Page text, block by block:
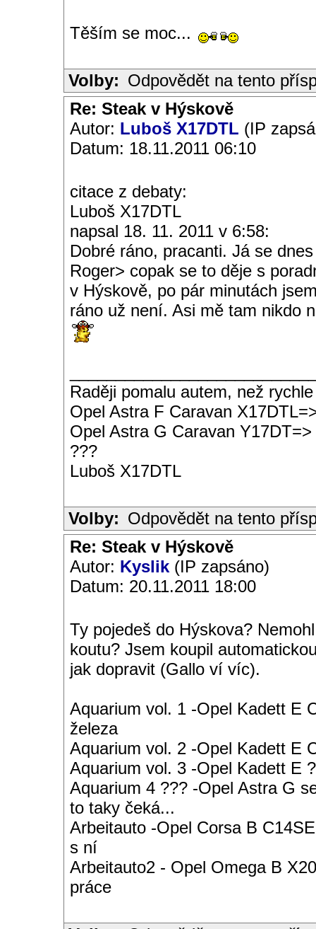
Těším se moc...
Volby: Odpovědět na tento
Re: Steak v Hýskově
Autor: Luboš X17DTL (IP
Datum: 18.11.2011 06:10
citace z debaty:
Luboš X17DTL
napsal 18. 11. 2011 v 6:58:
Dobré ráno, pracanti. Já se
Roger> copak se to děje s
v Hýskově, po pár minutách
ráno už není. Asi mě tam nikdo
Raději pomalu autem, než
Opel Astra F Caravan
Opel Astra G Caravan Y17DT=>
???
Luboš X17DTL
Volby: Odpovědět na tento
Re: Steak v Hýskově
Autor: Kyslik (IP zapsáno)
Datum: 20.11.2011 18:00
Ty pojedeš do Hýskova?
koutu? Jsem koupil
jak dopravit (Gallo ví víc).
Aquarium vol. 1 -Opel Kadett E
železa
Aquarium vol. 2 -Opel Kadett E
Aquarium vol. 3 -Opel Kadett E
Aquarium 4 ??? -Opel Astra G
to taky čeká...
Arbeitauto -Opel Corsa B
s ní
Arbeitauto2 - Opel Omega B
práce